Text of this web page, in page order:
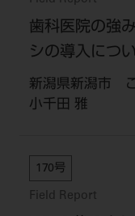
歯科医院の強
シの導入につ
新潟県新潟市
小千田 雅
170号
Field Report